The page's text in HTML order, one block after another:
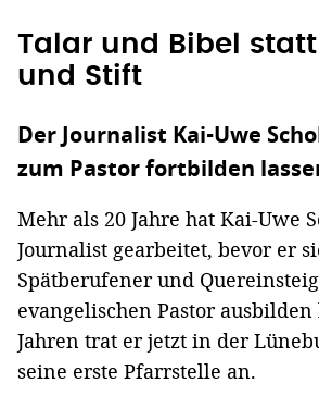
Talar und Bibel
und Stift
Der Journalist Kai-Uwe
zum Pastor fortbilden
Mehr als 20 Jahre hat Kai-Uwe
Journalist gearbeitet, bevor er
Spätberufener und
evangelischen Pastor
Jahren trat er jetzt in der
seine erste Pfarrstelle an.